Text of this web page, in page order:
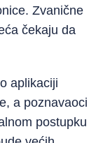
Zvanične
čekaju da
aplikaciji
a poznavaoci
postupku